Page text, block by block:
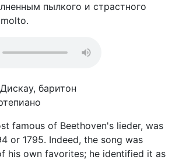
пылкого и страстного
баритон
famous of Beethoven's lieder, was
or 1795. Indeed, the song was
his own favorites; he identified it as